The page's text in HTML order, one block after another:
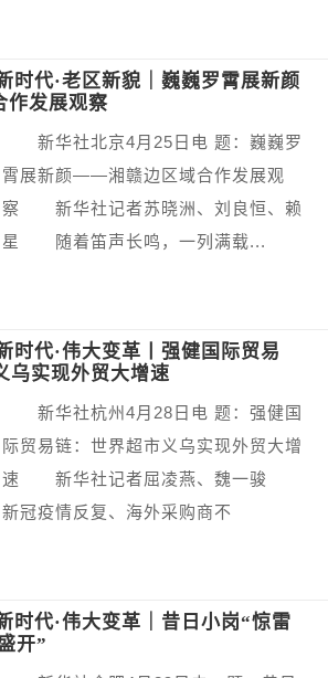
时代·老区新貌｜巍巍罗霄展新颜
发展观察
新华社北京4月25日电 题：巍巍罗
霄展新颜——湘赣边区域合作发展观
察 新华社记者苏晓洲、刘良恒、赖
星 随着笛声长鸣，一列满载...
时代·伟大变革丨强健国际贸易
乌实现外贸大增速
新华社杭州4月28日电 题：强健国
际贸易链：世界超市义乌实现外贸大增
速 新华社记者屈凌燕、魏一骏
新冠疫情反复、海外采购商不
时代·伟大变革｜昔日小岗“惊雷
开”